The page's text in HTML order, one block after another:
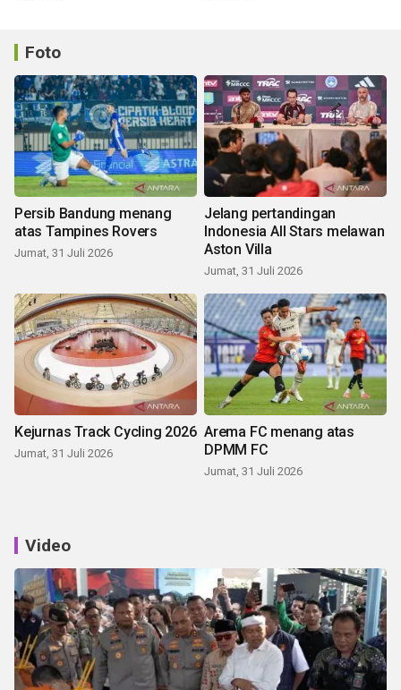
Foto
Persib Bandung menang
atas Tampines Rovers
Jumat, 31 Juli 2026
Jelang pertandingan
Indonesia All Stars melawan
Aston Villa
Jumat, 31 Juli 2026
Kejurnas Track Cycling 2026
Jumat, 31 Juli 2026
Arema FC menang atas
DPMM FC
Jumat, 31 Juli 2026
Video